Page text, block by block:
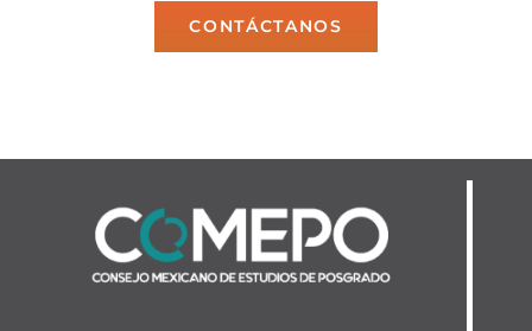
CONTÁCTANOS